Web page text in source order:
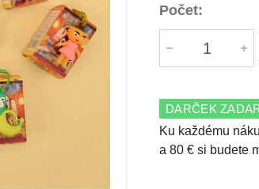
Počet:
DARČEK
Ku každému
a 80 € si budete